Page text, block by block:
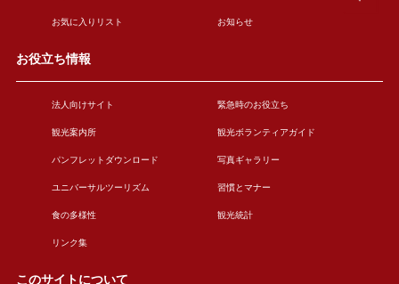
お気に入りリスト お知らせ
お役立ち情報
法人向けサイト 緊急時のお役立ち
観光案内所 観光ボランティアガイド
パンフレットダウンロード 写真ギャラリー
ユニバーサルツーリズム 習慣とマナー
食の多様性 観光統計
リンク集
このサイトについて